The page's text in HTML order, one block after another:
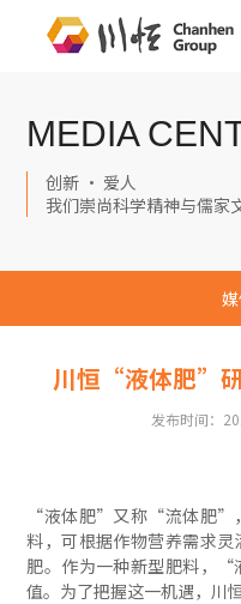
MEDIA
创新 · 爱人
我们崇尚科学精神与儒家
川恒“液体肥”
发布时间：
“液体肥”又称“流体肥”
料，可根据作物营养需求
肥。作为一种新型肥料，
值。为了把握这一机遇，川